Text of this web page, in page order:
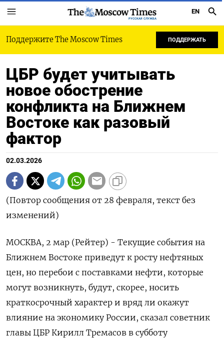
РУССКАЯ СЛУЖБА
EN
Поддержите The Moscow Times ПОДДЕРЖАТЬ
ЦБР будет учитывать
новое обострение
конфликта на Ближнем
Востоке как разовый
фактор
02.03.2026
(Повтор сообщения от 28 февраля, текст без
изменений)
МОСКВА, 2 мар (Рейтер) - Текущие события на
Ближнем Востоке приведут к росту нефтяных
цен, но перебои с поставками нефти, которые
могут возникнуть, будут, скорее, носить
краткосрочный характер и вряд ли окажут
влияние на экономику России, сказал советник
главы ЦБР Кирилл Тремасов в ‌субботу